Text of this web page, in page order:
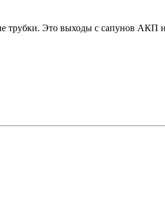
трубки. Это выходы с сапунов